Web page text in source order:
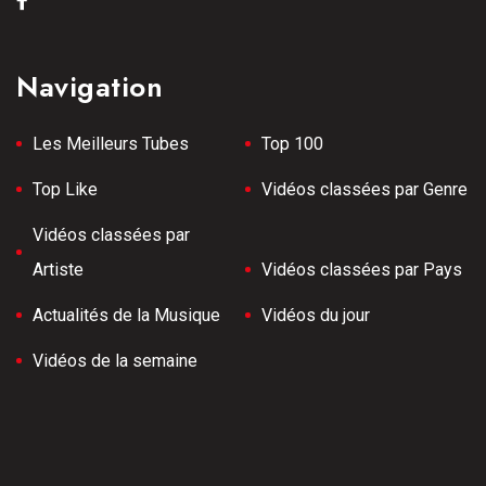
Navigation
Les Meilleurs Tubes Top 100
Top Like Vidéos classées par Genre
Vidéos classées par
Artiste
Vidéos classées par Pays
Actualités de la Musique Vidéos du jour
Vidéos de la semaine